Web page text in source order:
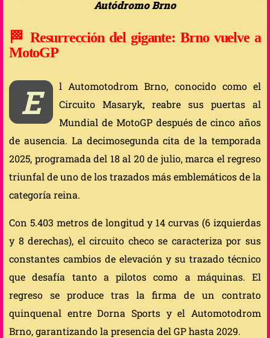
Autódromo Brno
🏁 Resurrección del gigante: Brno vuelve a
MotoGP
E
l Automotodrom Brno, conocido como el
Circuito Masaryk, reabre sus puertas al
Mundial de MotoGP después de cinco años
de ausencia. La decimosegunda cita de la temporada
2025, programada del 18 al 20 de julio, marca el regreso
triunfal de uno de los trazados más emblemáticos de la
categoría reina.
Con 5.403 metros de longitud y 14 curvas (6 izquierdas
y 8 derechas), el circuito checo se caracteriza por sus
constantes cambios de elevación y su trazado técnico
que desafía tanto a pilotos como a máquinas. El
regreso se produce tras la firma de un contrato
quinquenal entre Dorna Sports y el Automotodrom
Brno, garantizando la presencia del GP hasta 2029.